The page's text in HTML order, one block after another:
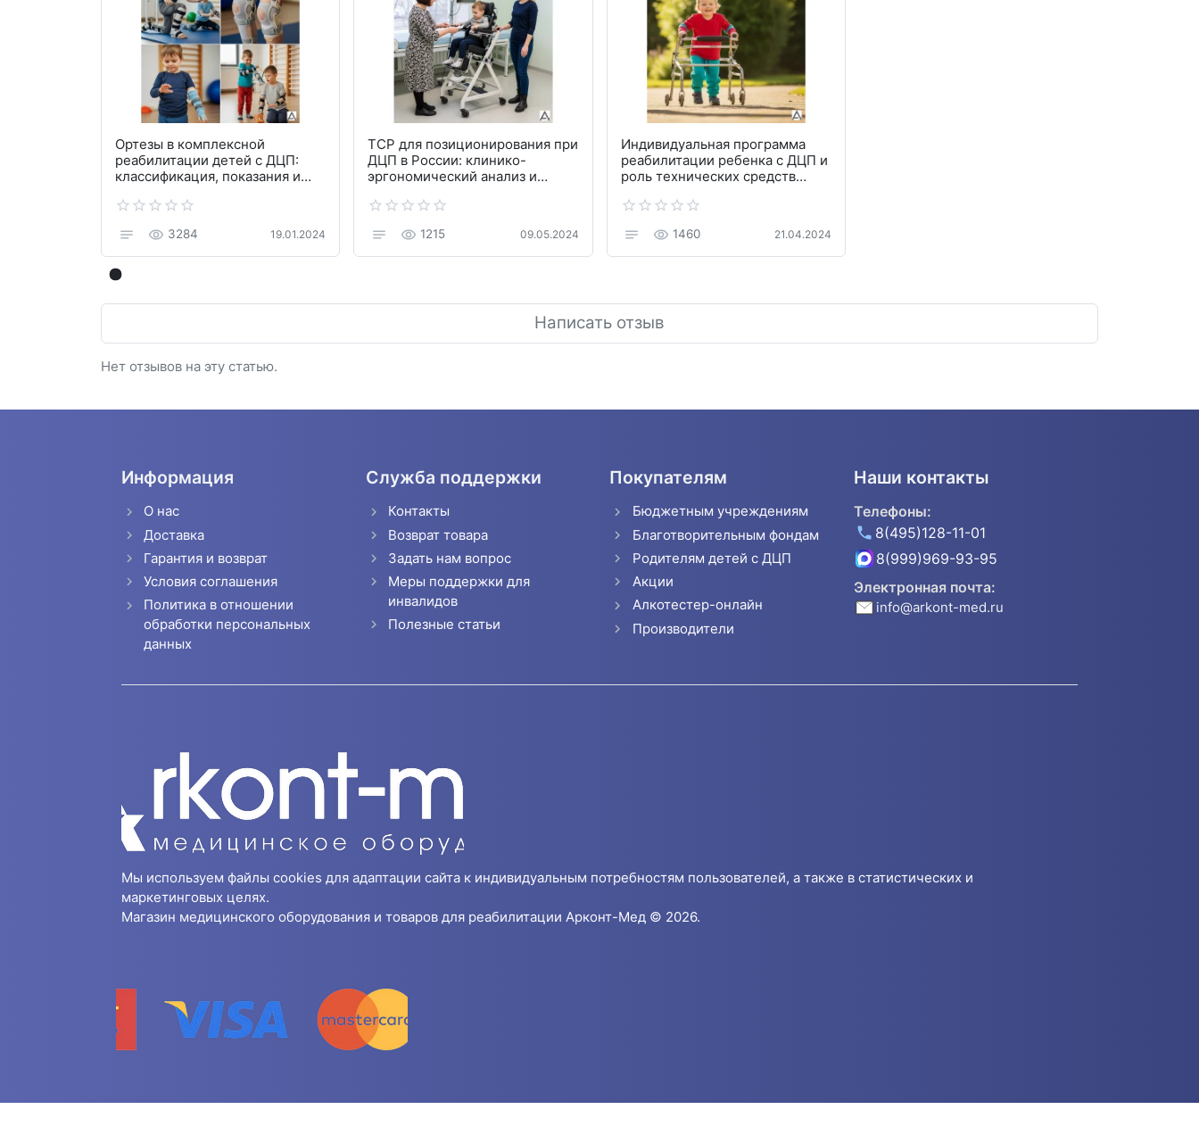
Ортезы в комплексной
реабилитации детей с ДЦП:
классификация, показания и
3284 19.01.2024
ТСР для позиционирования при
ДЦП в России: клинико-
эргономический анализ и
1215 09.05.2024
Индивидуальная программа
реабилитации ребенка с ДЦП и
роль технических средств
1460 21.04.2024
Написать отзыв
Нет отзывов на эту статью.
Информация
О нас
Доставка
Гарантия и возврат
Условия соглашения
Политика в отношении
обработки персональных
данных
Служба поддержки
Контакты
Возврат товара
Задать нам вопрос
Меры поддержки для
инвалидов
Полезные статьи
Покупателям
Бюджетным учреждениям
Благотворительным фондам
Родителям детей с ДЦП
Акции
Алкотестер-онлайн
Производители
Наши контакты
Телефоны:
8(495)128-11-01
8(999)969-93-95
Электронная почта:
info@arkont-med.ru
Мы используем файлы cookies для адаптации сайта к индивидуальным потребностям пользователей, а также в статистических и
маркетинговых целях.
Магазин медицинского оборудования и товаров для реабилитации Арконт-Мед © 2026.